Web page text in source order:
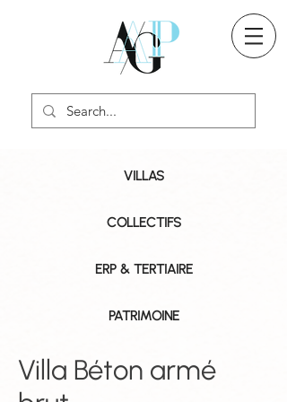
VILLAS
COLLECTIFS
ERP & TERTIAIRE
PATRIMOINE
Villa Béton armé